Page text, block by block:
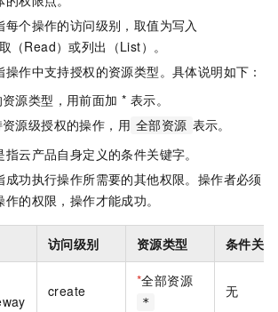
每个操作的访问级别，取值为写入
（Read）或列出（List）。
操作中支持授权的资源类型。具体说明如下：
源类型，用前面加 * 表示。
源级授权的操作，用 全部资源 表示。
云产品自身定义的条件关键字。
成功执行操作所需要的其他权限。操作者必须
的权限，操作才能成功。
访问级别 资源类型 条件关
create
*全部资源
*
无